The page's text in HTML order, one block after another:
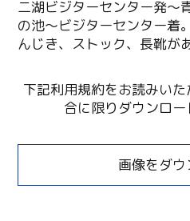
二湖ビジターセンター発～
の池～ビジターセンター着
んじき、ストック、長靴が
下記利用規約をお読みい
合に限りダウンロー
画像をダウ